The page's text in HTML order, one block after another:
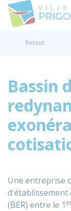
Retour
Bassin
Une entreprise
d'établissement
(BER) entre le 1